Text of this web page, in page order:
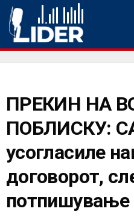
ПРЕКИН НА
ПОБЛИСКУ:
усогласиле
договорот,